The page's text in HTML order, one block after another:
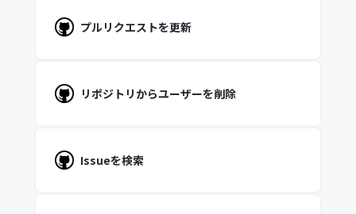
プルリクエストを更新
リポジトリからユーザーを削除
Issueを検索